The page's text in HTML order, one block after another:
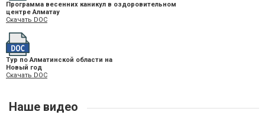
Программа весенних каникул в оздоровительном
центре Алматау
Скачать DOC
Тур по Алматинской области на
Новый год
Скачать DOC
Наше видео